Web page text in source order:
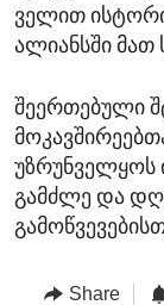
ველით
ალიანსში მათ
შეერთებული
უზრუნველყოს
გამძლე და
Share